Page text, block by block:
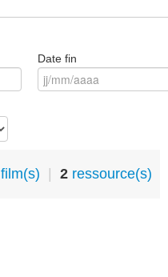
Date fin
film(s) 2 ressource(s)